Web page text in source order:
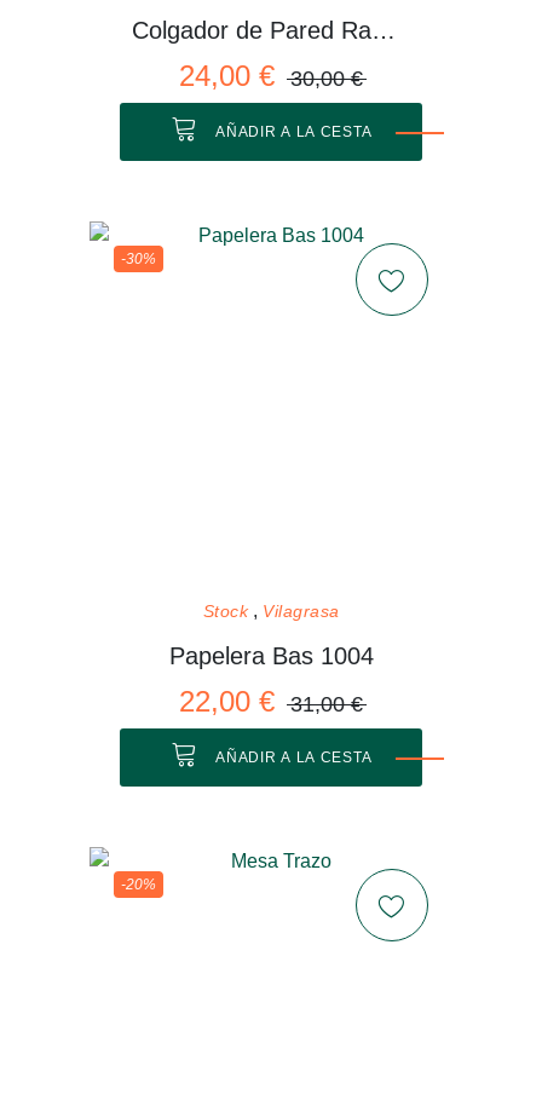
Colgador de Pared Rama 01 M
24,00 € 30,00 €
AÑADIR A LA CESTA
-30%
Stock Vilagrasa
Papelera Bas 1004
22,00 € 31,00 €
AÑADIR A LA CESTA
-20%